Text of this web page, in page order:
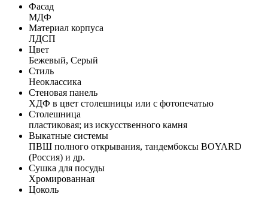
Фасад
МДФ
Материал корпуса
ЛДСП
Цвет
Бежевый, Серый
Стиль
Неоклассика
Стеновая панель
ХДФ в цвет столешницы или с фотопечатью
Столешница
пластиковая; из искусственного камня
Выкатные системы
ПВШ полного открывания, тандембоксы BOYARD
(Россия) и др.
Сушка для посуды
Хромированная
Цоколь